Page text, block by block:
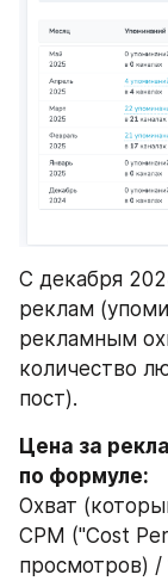
С декабря
реклам
рекламным
количество
пост).
Цена за
по формуле:
Охват
СPM ("Cost
просмотров) /